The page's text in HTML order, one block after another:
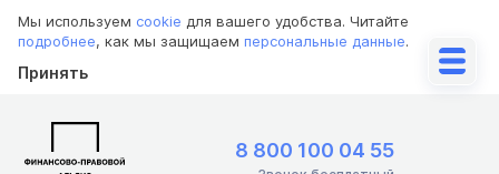
Мы используем cookie для вашего удобства. Читайте
подробнее, как мы защищаем персональные данные.
Принять
8 800 100 04 55